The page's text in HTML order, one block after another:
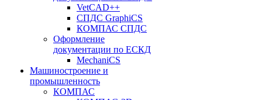
VetCAD++
СПДС GraphiCS
КОМПАС СПДС
Оформление
документации по ЕСКД
MechaniCS
Машиностроение и
промышленность
КОМПАС